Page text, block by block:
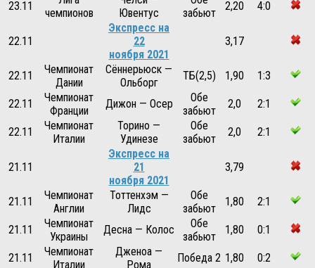
23.11
чемпионов
Ювентус
забьют
2,20 4:0
22.11
Экспресс на
22
ноября 2021
3,17
22.11
Чемпионат
Дании
Сённерьюск —
Ольборг
ТБ(2,5) 1,90 1:3
22.11
Чемпионат
Франции
Дижон — Осер
Обе
забьют
2,0 2:1
22.11
Чемпионат
Италии
Торино —
Удинезе
Обе
забьют
2,0 2:1
21.11
Экспресс на
21
ноября 2021
3,79
21.11
Чемпионат
Англии
Тоттенхэм —
Лидс
Обе
забьют
1,80 2:1
21.11
Чемпионат
Украины
Десна — Колос
Обе
забьют
1,80 0:1
21.11
Чемпионат
Италии
Дженоа —
Рома
Победа 2 1,80 0:2